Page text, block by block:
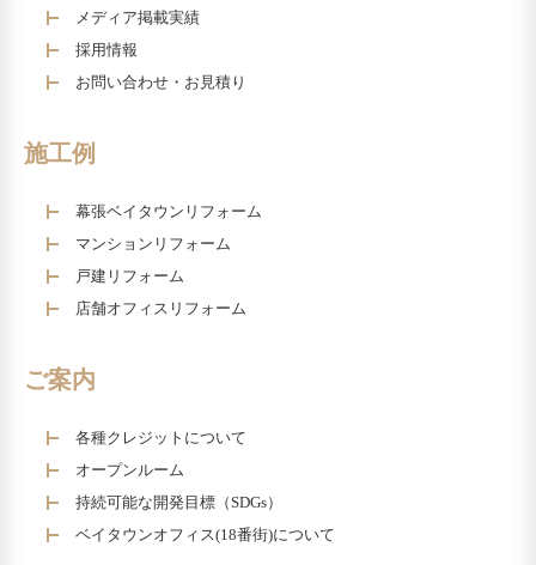
メディア掲載実績
採用情報
お問い合わせ・お見積り
施工例
幕張ベイタウンリフォーム
マンションリフォーム
戸建リフォーム
店舗オフィスリフォーム
ご案内
各種クレジットについて
オープンルーム
持続可能な開発目標（SDGs）
ベイタウンオフィス(18番街)について